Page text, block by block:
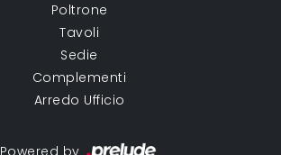
Poltrone
Tavoli
Sedie
Complementi
Arredo Ufficio